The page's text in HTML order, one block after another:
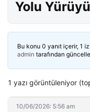
Yolu
Bu konu 0 yanıt içerir, 1
admin tarafından
1 yazı görüntüleniyor
10/06/2026: 5:56 am